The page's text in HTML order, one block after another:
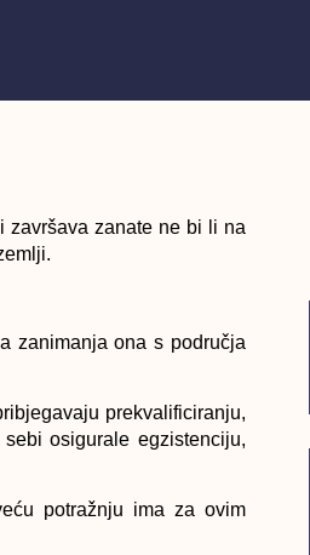
završava zanate ne bi li na
zanimanja ona s područja
prekvalificiranju,
osigurale egzistenciju,
potražnju ima za ovim